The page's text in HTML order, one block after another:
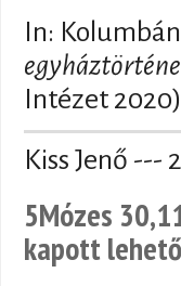
In:
Intézet
Kiss Jenő ---
5Mózes
kapott